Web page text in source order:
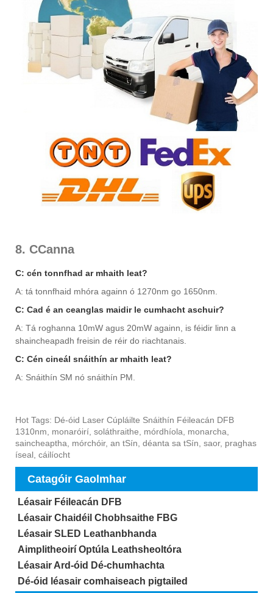
8. CCanna
C: cén tonnfhad ar mhaith leat?
A: tá tonnfhaid mhóra againn ó 1270nm go 1650nm.
C: Cad é an ceanglas maidir le cumhacht aschuir?
A: Tá roghanna 10mW agus 20mW againn, is féidir linn a
shaincheapadh freisin de réir do riachtanais.
C: Cén cineál snáithín ar mhaith leat?
A: Snáithín SM nó snáithín PM.
Hot Tags: Dé-óid Laser Cúpláilte Snáithín Féileacán DFB
1310nm, monaróirí, soláthraithe, mórdhíola, monarcha,
saincheaptha, mórchóir, an tSín, déanta sa tSín, saor, praghas
íseal, cáilíocht
Catagóir Gaolmhar
Léasair Féileacán DFB
Léasair Chaidéil Chobhsaithe FBG
Léasair SLED Leathanbhanda
Aimplitheoirí Optúla Leathsheoltóra
Léasair Ard-óid Dé-chumhachta
Dé-óid léasair comhaiseach pigtailed